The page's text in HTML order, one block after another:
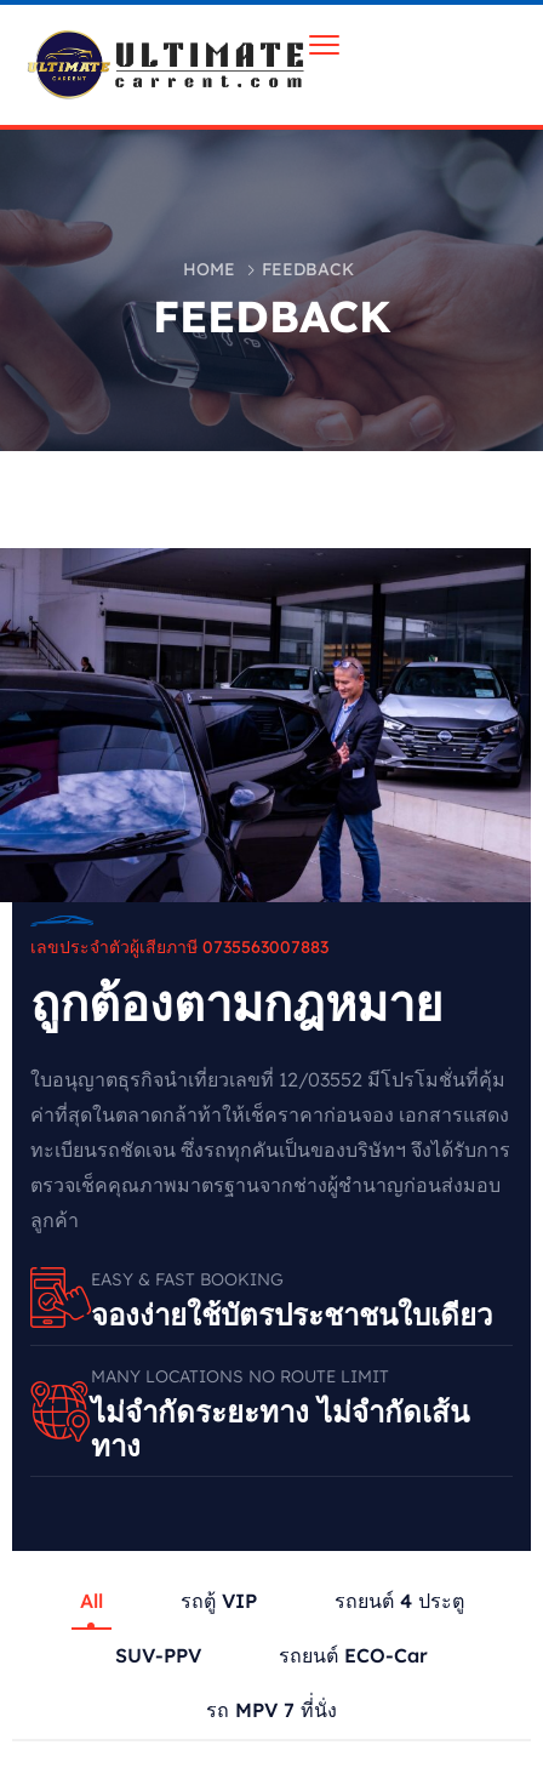
HOME FEEDBACK
FEEDBACK
เลขประจำตัวผู้เสียภาษี 0735563007883
ถูกต้องตามกฎหมาย
ใบอนุญาตธุรกิจนำเที่ยวเลขที่ 12/03552 มีโปรโมชั่นที่คุ้ม
ค่าที่สุดในตลาดกล้าท้าให้เช็คราคาก่อนจอง เอกสารแสดง
ทะเบียนรถชัดเจน ซึ่งรถทุกคันเป็นของบริษัทฯ จึงได้รับการ
ตรวจเช็คคุณภาพมาตรฐานจากช่างผู้ชำนาญก่อนส่งมอบ
ลูกค้า
EASY & FAST BOOKING
จองง่ายใช้บัตรประชาชนใบเดียว
MANY LOCATIONS NO ROUTE LIMIT
ไม่จำกัดระยะทาง ไม่จำกัดเส้น
ทาง
All รถตู้ VIP รถยนต์ 4 ประตู
SUV-PPV รถยนต์ ECO-Car
รถ MPV 7 ที่่นั่ง